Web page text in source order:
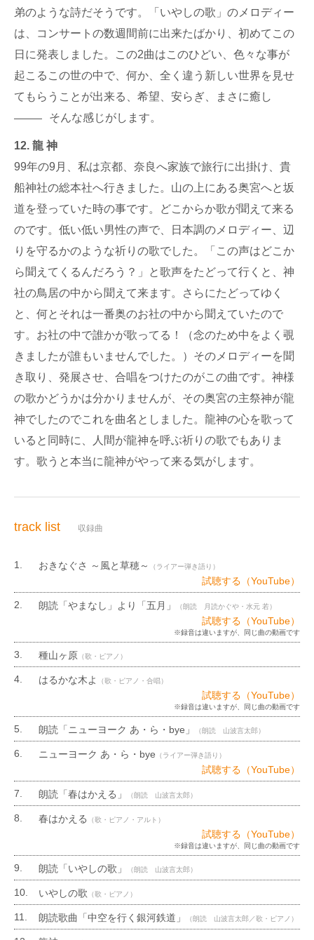
弟のような詩だそうです。「いやしの歌」のメロディー
は、コンサートの数週間前に出来たばかり、初めてこの
日に発表しました。この2曲はこのひどい、色々な事が
起こるこの世の中で、何か、全く違う新しい世界を見せ
てもらうことが出来る、希望、安らぎ、まさに癒し
そんな感じがします。
12. 龍 神
99年の9月、私は京都、奈良へ家族で旅行に出掛け、貴
船神社の総本社へ行きました。山の上にある奥宮へと坂
道を登っていた時の事です。どこからか歌が聞えて来る
のです。低い低い男性の声で、日本調のメロディー、辺
りを守るかのような祈りの歌でした。「この声はどこか
ら聞えてくるんだろう？」と歌声をたどって行くと、神
社の鳥居の中から聞えて来ます。さらにたどってゆく
と、何とそれは一番奥のお社の中から聞えていたので
す。お社の中で誰かが歌ってる！（念のため中をよく覗
きましたが誰もいませんでした。）そのメロディーを聞
き取り、発展させ、合唱をつけたのがこの曲です。神様
の歌かどうかは分かりませんが、その奥宮の主祭神が龍
神でしたのでこれを曲名としました。龍神の心を歌って
いると同時に、人間が龍神を呼ぶ祈りの歌でもありま
す。歌うと本当に龍神がやって来る気がします。
track list 収録曲
おきなぐさ ～風と草穂～ （ライアー弾き語り）
試聴する（YouTube）
朗読「やまなし」より「五月」 （朗読 月読かぐや・水元 若）
試聴する（YouTube）
※録音は違いますが、同じ曲の動画です
種山ヶ原 （歌・ピアノ）
はるかな木よ （歌・ピアノ・合唱）
試聴する（YouTube）
※録音は違いますが、同じ曲の動画です
朗読「ニューヨーク あ・ら・bye」 （朗読 山波言太郎）
ニューヨーク あ・ら・bye （ライアー弾き語り）
試聴する（YouTube）
朗読「春はかえる」 （朗読 山波言太郎）
春はかえる （歌・ピアノ・アルト）
試聴する（YouTube）
※録音は違いますが、同じ曲の動画です
朗読「いやしの歌」 （朗読 山波言太郎）
いやしの歌 （歌・ピアノ）
朗読歌曲「中空を行く銀河鉄道」 （朗読 山波言太郎／歌・ピアノ）